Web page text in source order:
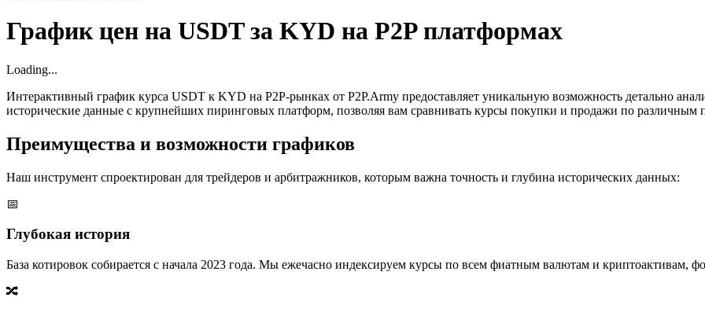
График цен на USDT за KYD на P2P платформах
Loading...
Интерактивный график курса USDT к KYD на P2P-рынках от P2P.Army предоставляет уникальную возможность детально
исторические данные с крупнейших пиринговых платформ, позволяя вам сравнивать курсы покупки и продажи по различным
Преимущества и возможности графиков
Наш инструмент спроектирован для трейдеров и арбитражников, которым важна точность и глубина исторических данных:
📅
Глубокая история
База котировок собирается с начала 2023 года. Мы ежечасно индексируем курсы по всем фиатным валютам и криптоактивам,
🔀